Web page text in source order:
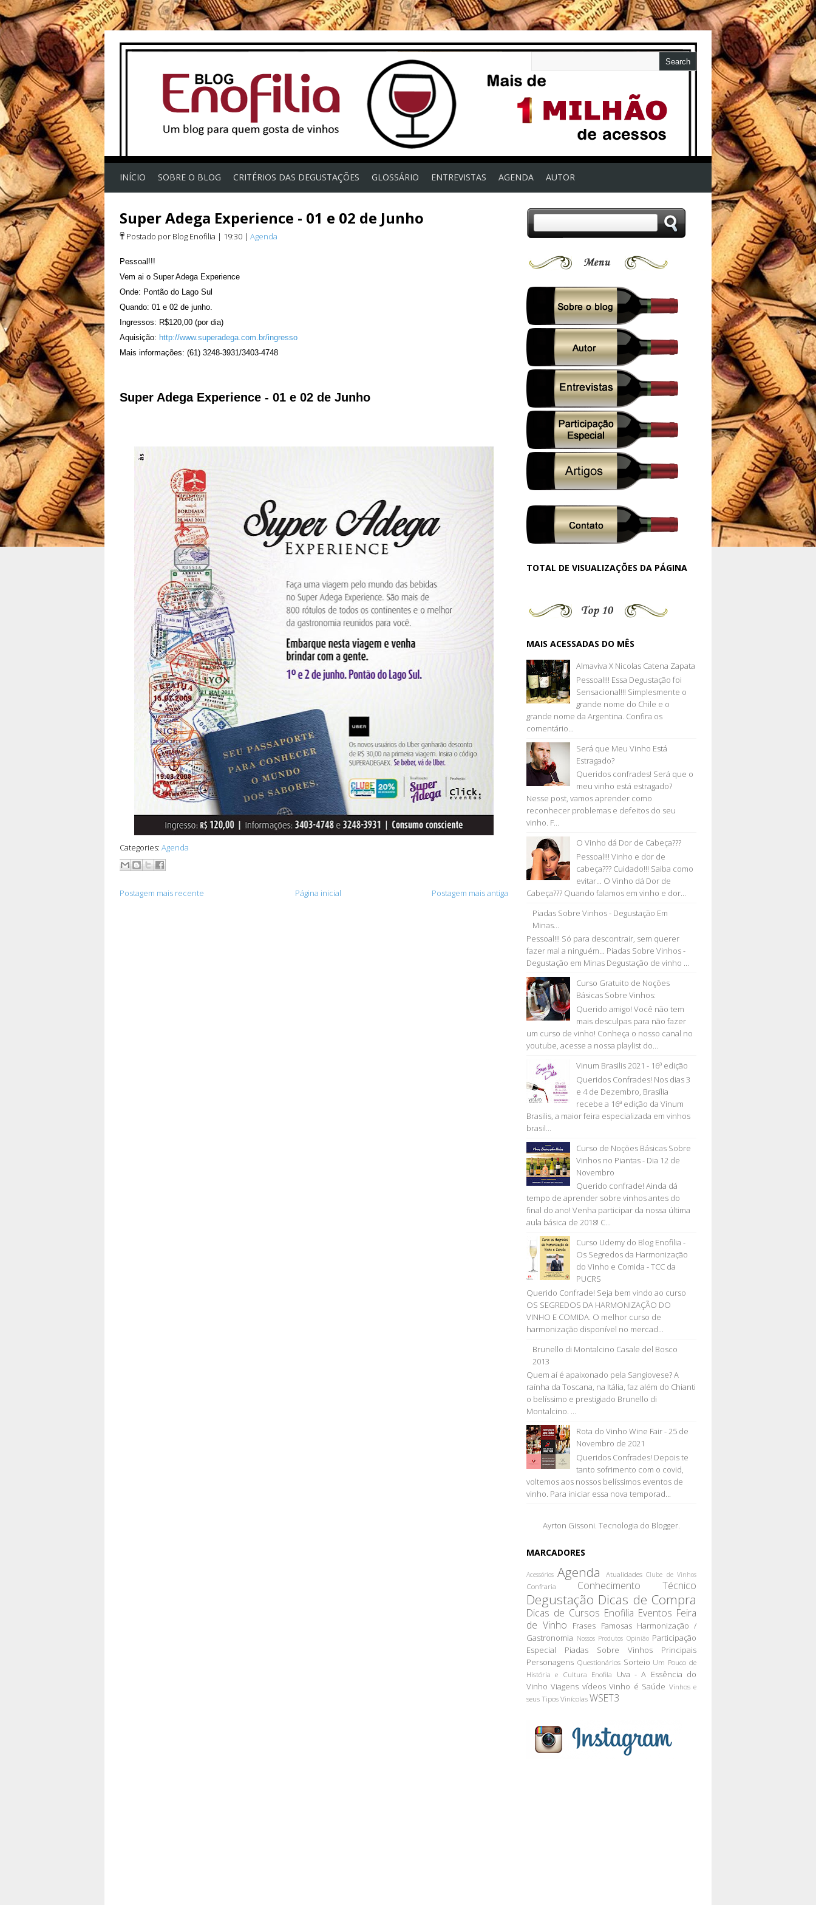
INÍCIO SOBRE O BLOG CRITÉRIOS DAS DEGUSTAÇÕES GLOSSÁRIO ENTREVISTAS AGENDA AUTOR
Super Adega Experience - 01 e 02 de Junho
Postado por Blog Enofilia | 19:30 | Agenda
Pessoal!!!
Vem ai o Super Adega Experience
Onde: Pontão do Lago Sul
Quando: 01 e 02 de junho.
Ingressos: R$120,00 (por dia)
Aquisição: http://www.superadega.com.br/ingresso
Mais informações: (61) 3248-3931/3403-4748
Super Adega Experience - 01 e 02 de Junho
Categories: Agenda
Postagem mais recente Postagem mais antiga
Página inicial
TOTAL DE VISUALIZAÇÕES DA PÁGINA
MAIS ACESSADAS DO MÊS
Almaviva X Nicolas Catena Zapata
Pessoal!!! Essa Degustação foi
Sensacional!!! Simplesmente o
grande nome do Chile e o
grande nome da Argentina. Confira os
comentário...
Será que Meu Vinho Está
Estragado?
Queridos confrades! Será que o
meu vinho está estragado?
Nesse post, vamos aprender como
reconhecer problemas e defeitos do seu
vinho. F...
O Vinho dá Dor de Cabeça???
Pessoal!!! Vinho e dor de
cabeça??? Cuidado!!! Saiba como
evitar... O Vinho dá Dor de
Cabeça??? Quando falamos em vinho e dor...
Piadas Sobre Vinhos - Degustação Em
Minas...
Pessoal!!! Só para descontrair, sem querer
fazer mal a ninguém... Piadas Sobre Vinhos -
Degustação em Minas Degustação de vinho ...
Curso Gratuito de Noções
Básicas Sobre Vinhos:
Querido amigo! Você não tem
mais desculpas para não fazer
um curso de vinho! Conheça o nosso canal no
youtube, acesse a nossa playlist do...
Vinum Brasilis 2021 - 16ª edição
Queridos Confrades! Nos dias 3
e 4 de Dezembro, Brasília
recebe a 16ª edição da Vinum
Brasilis, a maior feira especializada em vinhos
brasil...
Curso de Noções Básicas Sobre
Vinhos no Piantas - Dia 12 de
Novembro
Querido confrade! Ainda dá
tempo de aprender sobre vinhos antes do
final do ano! Venha participar da nossa última
aula básica de 2018! C...
Curso Udemy do Blog Enofilia -
Os Segredos da Harmonização
do Vinho e Comida - TCC da
PUCRS
Querido Confrade! Seja bem vindo ao curso
OS SEGREDOS DA HARMONIZAÇÃO DO
VINHO E COMIDA. O melhor curso de
harmonização disponível no mercad...
Brunello di Montalcino Casale del Bosco
2013
Quem aí é apaixonado pela Sangiovese? A
raínha da Toscana, na Itália, faz além do Chianti
o belíssimo e prestigiado Brunello di
Montalcino. ...
Rota do Vinho Wine Fair - 25 de
Novembro de 2021
Queridos Confrades! Depois te
tanto sofrimento com o covid,
voltemos aos nossos belíssimos eventos de
vinho. Para iniciar essa nova temporad...
Ayrton Gissoni. Tecnologia do Blogger.
MARCADORES
Acessórios Agenda Atualidades Clube de Vinhos
Confraria Conhecimento Técnico
Degustação Dicas de Compra
Dicas de Cursos Enofilia Eventos Feira
de Vinho
Frases Famosas Harmonização /
Gastronomia Nossos Produtos Opinião Participação
Especial
Piadas Sobre Vinhos
Principais
Personagens Questionários Sorteio Um Pouco de
História e Cultura Enofila
Uva - A Essência do
Vinho Viagens vídeos Vinho é Saúde Vinhos e
seus TiposVinícolasWSET3